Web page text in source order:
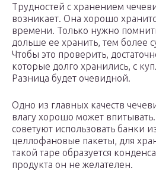
Трудностей с хранением
возникает. Она хорошо
времени. Только нужно
дольше ее хранить, тем более
Чтобы это проверить,
которые долго хранились, с
Разница будет очевидной.
Одно из главных качеств
влагу хорошо может
советуют использовать банки
целлофановые пакеты, для
такой таре образуется
продукта он не желателен.